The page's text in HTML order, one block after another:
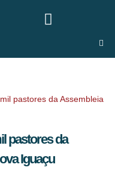
pastores da Assembleia
pastores da
Iguaçu